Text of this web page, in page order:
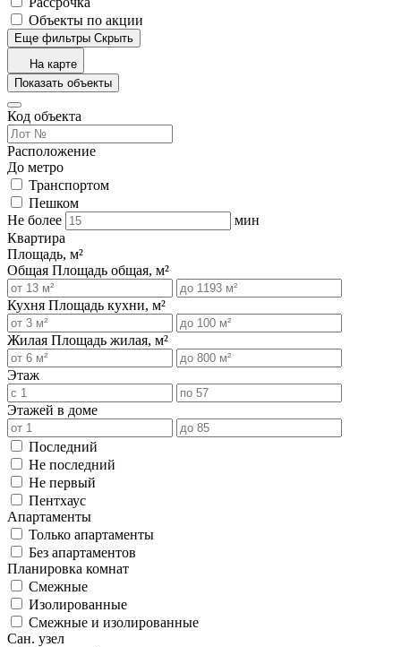
Объекты по акции
Еще фильтры Скрыть
На карте
Показать объекты
Код объекта
Расположение
До метро
Транспортом
Пешком
Не более
мин
Квартира
Площадь, м²
Общая Площадь общая, м²
Кухня Площадь кухни, м²
Жилая Площадь жилая, м²
Этаж
Этажей в доме
Последний
Не последний
Не первый
Пентхаус
Апартаменты
Только апартаменты
Без апартаментов
Планировка комнат
Смежные
Изолированные
Смежные и изолированные
Сан. узел